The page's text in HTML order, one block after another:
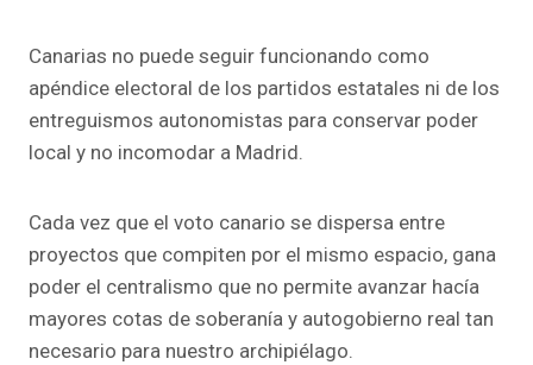
Canarias no puede seguir funcionando como
apéndice electoral de los partidos estatales ni de los
entreguismos autonomistas para conservar poder
local y no incomodar a Madrid.
Cada vez que el voto canario se dispersa entre
proyectos que compiten por el mismo espacio, gana
poder el centralismo que no permite avanzar hacía
mayores cotas de soberanía y autogobierno real tan
necesario para nuestro archipiélago.